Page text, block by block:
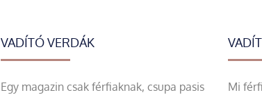
VADÍTÓ VERDÁK
Egy magazin csak férfiaknak, csupa pasis
Mi